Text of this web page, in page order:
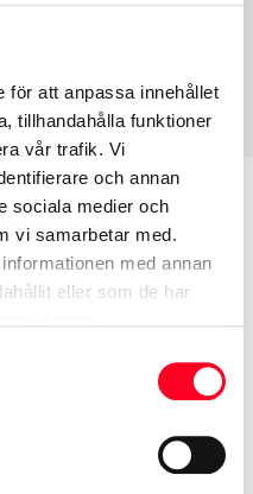
för att anpassa innehållet
tillhandahålla funktioner
vår trafik. Vi
och annan
sociala medier och
vi samarbetar med.
med annan
eller som de har
bil?
att se om det däck
du köper däck som
ha bytts ut under
dimension som